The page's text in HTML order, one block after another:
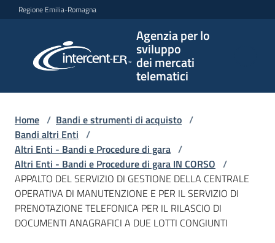
Vai al contenuto
Vai alla navigazione
Vai al footer
Regione Emilia-Romagna
Agenzia per lo
sviluppo
dei mercati
telematici
per lo
sviluppo
telematici
L'Agenzia
Bandi
Home / Bandi e strumenti di acquisto /
Bandi altri Enti /
Altri Enti - Bandi e Procedure di gara /
Altri Enti - Bandi e Procedure di gara IN CORSO /
APPALTO DEL SERVIZIO DI GESTIONE DELLA CENTRALE
OPERATIVA DI MANUTENZIONE E PER IL SERVIZIO DI
PRENOTAZIONE TELEFONICA PER IL RILASCIO DI
DOCUMENTI ANAGRAFICI A DUE LOTTI CONGIUNTI